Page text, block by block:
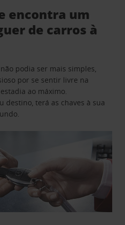
encontra um
de carros à
podia ser mais simples,
por se sentir livre na
ao máximo.
destino, terá as chaves à sua